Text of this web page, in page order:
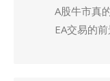
A股牛市真
EA交易的